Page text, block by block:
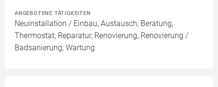
ANGEBOTENE TÄTIGKEITEN
Neuinstallation / Einbau, Austausch, Beratung,
Thermostat, Reparatur, Renovierung, Renovierung /
Badsanierung, Wartung